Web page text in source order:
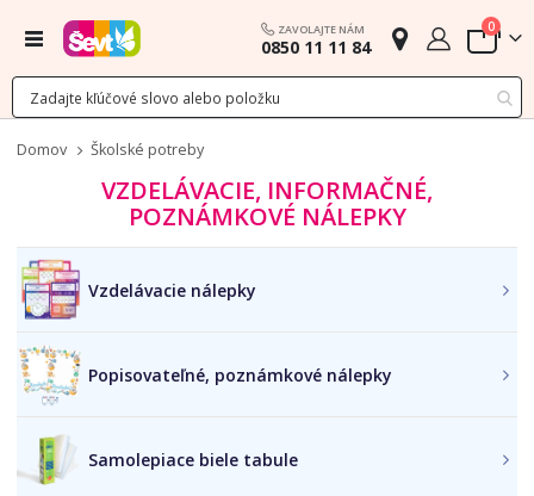
Menu ZAVOLAJTE NÁM
0850 11 11 84 Cart
0
Domov Školské potreby
VZDELÁVACIE, INFORMAČNÉ,
POZNÁMKOVÉ NÁLEPKY
Vzdelávacie nálepky
Popisovateľné, poznámkové nálepky
Samolepiace biele tabule